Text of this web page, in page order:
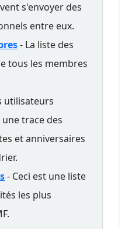
s'envoyer des
entre eux.
- La liste des
tous les membres
utilisateurs
trace des
et anniversaires
- Ceci est une liste
les plus